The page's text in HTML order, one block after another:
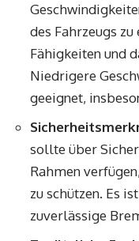
des Fahrzeugs
Fähigkeiten und
Niedrigere
geeignet,
sollte über
Rahmen
zu schützen. Es
zuverlässige